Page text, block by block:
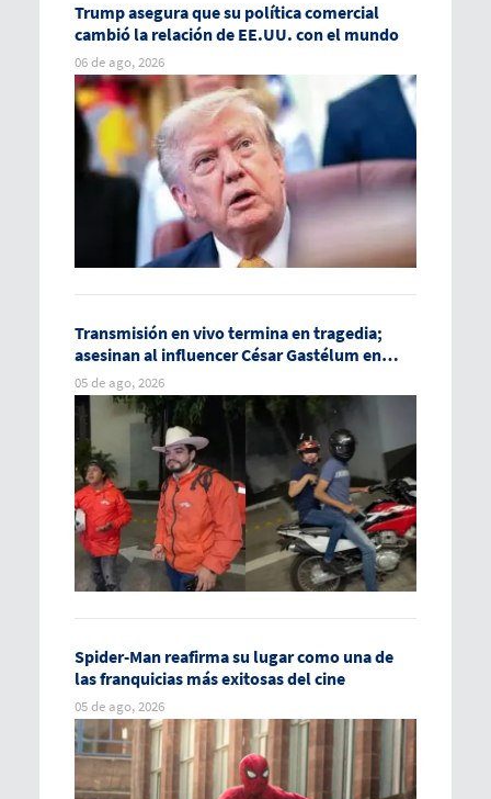
Trump asegura que su política comercial
cambió la relación de EE.UU. con el mundo
06 de ago, 2026
Transmisión en vivo termina en tragedia;
asesinan al influencer César Gastélum en
Culiacán
05 de ago, 2026
Spider-Man reafirma su lugar como una de
las franquicias más exitosas del cine
05 de ago, 2026